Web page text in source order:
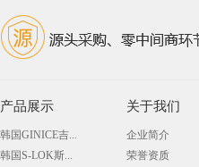
产品展示
韩国GINICE吉...
韩国S-LOK斯...
关于我们
企业简介
荣誉资质